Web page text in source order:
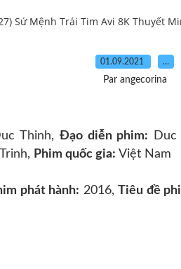
Sứ Mệnh Trái Tim Avi 8K Thuyết
01.09.2021 …
Par angecorina
Thinh, Đạo diễn phim: Duc
Phim quốc gia: Việt Nam
phát hành: 2016,Tiêu đề